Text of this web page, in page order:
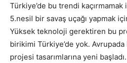
Türkiye’de bu trendi
5.nesil bir savaş uçağı yapmak
Yüksek teknoloji gerektiren bu
birikimi Türkiye’de yok.
projesi tasarımlarına yeni başladı.